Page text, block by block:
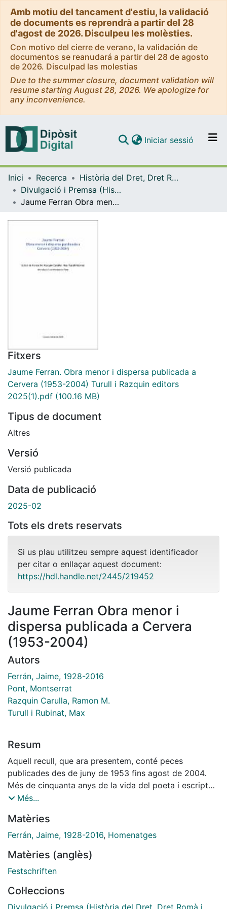
Amb motiu del tancament d'estiu, la validació
de documents es reprendrà a partir del 28
d'agost de 2026. Disculpeu les molèsties.
Con motivo del cierre de verano, la validación de
documentos se reanudará a partir del 28 de agosto
de 2026. Disculpad las molestias
Due to the summer closure, document validation will
resume starting August 28, 2026. We apologize for
any inconvenience.
Navega per tot el DD
Iniciar sessió (current)
Inici Recerca
Història del Dret, Dret Romà i Dret Eclesiàstic de l'Estat
Divulgació i Premsa (Història del Dret, Dret Romà i Dret Eclesiàstic de l'Estat)
Jaume Ferran Obra menor i dispersa publicada a Cervera (1953-2004)
Fitxers
Jaume Ferran. Obra menor i dispersa publicada a
Cervera (1953-2004) Turull i Razquin editors
2025(1).pdf (100.16 MB)
Tipus de document
Altres
Versió
Versió publicada
Data de publicació
2025-02
Tots els drets reservats
Si us plau utilitzeu sempre aquest identificador
per citar o enllaçar aquest document:
https://hdl.handle.net/2445/219452
Jaume Ferran Obra menor i
dispersa publicada a Cervera
(1953-2004)
Autors
Ferrán, Jaime, 1928-2016
Pont, Montserrat
Razquin Carulla, Ramon M.
Turull i Rubinat, Max
Resum
Aquell recull, que ara presentem, conté peces
publicades des de juny de 1953 fins agost de 2004.
Més de cinquanta anys de la vida del poeta i escriptor
cerverí. Les primeres encara estan redactades i
gairebé sense excepció en català.
Majoritàriament es tracta de textos que va publicar a
rebre aquest nom fins desembre de 1996, i que des de
gener de 1997, encetant una nova època que encara
tot i que a partir d’octubre de 2009 es recuperava la
capçalera històrica de Segarra). A banda d’aquesta
Més...
Matèries
Ferrán, Jaime, 1928-2016, Homenatges
Matèries (anglès)
Festschriften
Col·leccions